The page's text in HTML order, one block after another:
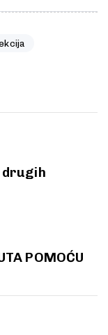
drugih
POMOĆU